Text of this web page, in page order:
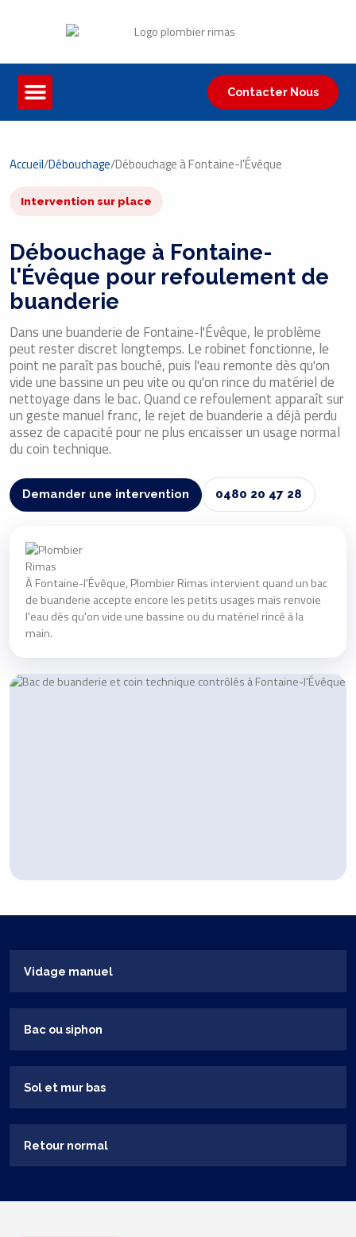
Contacter Nous
Accueil/Débouchage/Débouchage à Fontaine-l'Évêque
Intervention sur place
Débouchage à Fontaine-
l'Évêque pour refoulement de
buanderie
Dans une buanderie de Fontaine-l'Évêque, le problème
peut rester discret longtemps. Le robinet fonctionne, le
point ne paraît pas bouché, puis l'eau remonte dès qu'on
vide une bassine un peu vite ou qu'on rince du matériel de
nettoyage dans le bac. Quand ce refoulement apparaît sur
un geste manuel franc, le rejet de buanderie a déjà perdu
assez de capacité pour ne plus encaisser un usage normal
du coin technique.
Demander une intervention 0480 20 47 28
À Fontaine-l'Évêque, Plombier Rimas intervient quand un bac
de buanderie accepte encore les petits usages mais renvoie
l'eau dès qu'on vide une bassine ou du matériel rincé à la
main.
Vidage manuel
Bac ou siphon
Sol et mur bas
Retour normal